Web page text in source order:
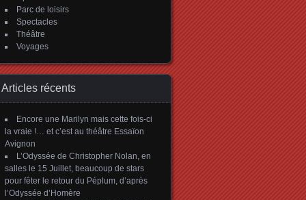
Parc de loisirs
Spectacles
Théâtre
Voyages
Articles récents
Encore une Marilyn mais cette fois-ci
la vraie !… et c’est au théâtre Essaïon
Avignon
L’Odyssée de Christopher Nolan, en
salles le 15 Juillet, beaucoup de stars
pour fêter le retour du Péplum, d’après
l’Odyssée d’Homère